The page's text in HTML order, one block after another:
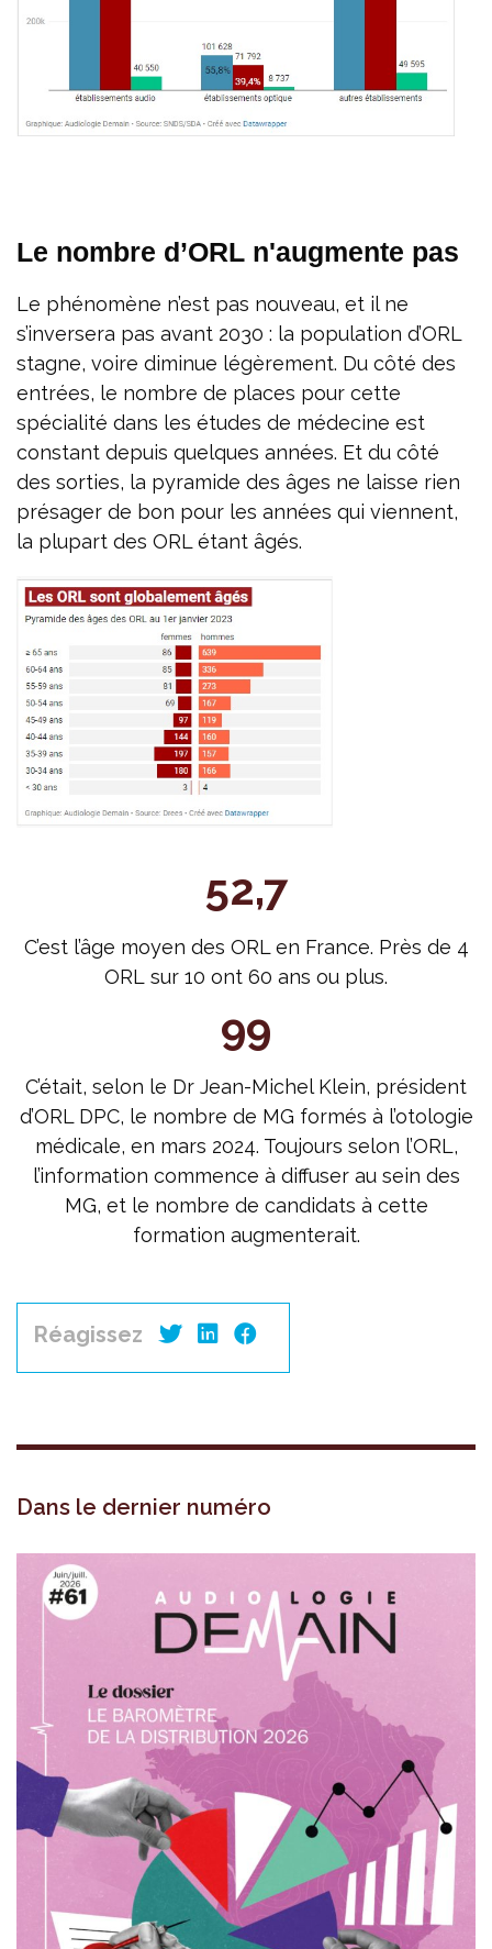
Le nombre d’ORL n'augmente pas
Le phénomène n’est pas nouveau, et il ne
s’inversera pas avant 2030 : la population d’ORL
stagne, voire diminue légèrement. Du côté des
entrées, le nombre de places pour cette
spécialité dans les études de médecine est
constant depuis quelques années. Et du côté
des sorties, la pyramide des âges ne laisse rien
présager de bon pour les années qui viennent,
la plupart des ORL étant âgés.
52,7
C’est l’âge moyen des ORL en France. Près de 4
ORL sur 10 ont 60 ans ou plus.
99
C’était, selon le Dr Jean-Michel Klein, président
d’ORL DPC, le nombre de MG formés à l’otologie
médicale, en mars 2024. Toujours selon l’ORL,
l’information commence à diffuser au sein des
MG, et le nombre de candidats à cette
formation augmenterait.
Réagissez
Dans le dernier numéro